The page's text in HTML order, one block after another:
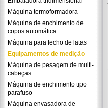
Máquina termoformadora
Máquina de enchimento de
copos automática
Máquina para fecho de latas
Equipamentos de medição
Máquina de pesagem de multi-
cabeças
Máquina de enchimento tipo
parafuso
Máquina envasadora de